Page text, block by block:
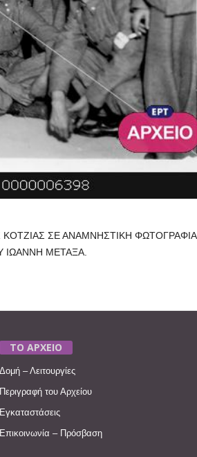
ΣΕ ΑΝΑΜΝΗΣΤΙΚΗ ΦΩΤΟΓΡΑΦΙΑ
ΙΩΑΝΝΗ ΜΕΤΑΞΑ.
ΤΟ ΑΡΧΕΙΟ
Δομή – Λειτουργίες
Περιγραφή του Αρχείου
Εγκαταστάσεις
Επικοινωνία – Πρόσβαση